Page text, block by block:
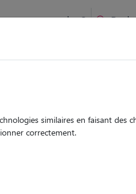
ça marche ?
!
similaires en faisant des
correctement.